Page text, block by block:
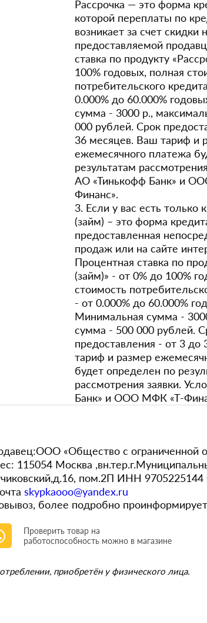
Рассрочка — это форма
которой переплаты по
возникает за счет скидки
предоставляемой
ставка по продукту
100% годовых, полная
потребительского
0.000% до 60.000%
сумма - 3000 р.,
000 рублей. Срок
36 месяцев. Ваш тариф и
ежемесячного платежа
результатам
АО «Тинькофф Банк» и
Финанс».
3. Если у вас есть только
(займ) – это форма
предоставленная
продаж или на сайте
Процентная ставка по
(займ)» - от 0% до 100%
стоимость
- от 0.000% до 60.000%
Минимальная сумма -
сумма - 500 000 рублей.
предоставления - от 3
тариф и размер
будет определен по
рассмотрения заявки.
Банк» и ООО МФК «Т-
«Общество с ограниченной
115054 Москва
пом.2П ИНН
skypkaooo@yandex.ru
более подробно
Проверить товар на
работоспособность можно в магазине
приобретён у физического лица.